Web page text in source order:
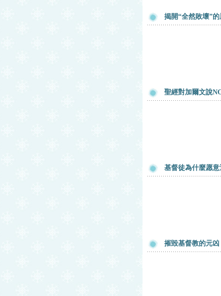
揭開“全然敗壞”
聖經對加爾文說
基督徒為什麼愿
摧毀基督教的元